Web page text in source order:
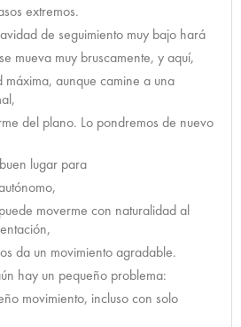
extremos.
de seguimiento muy bajo hará
mueva muy bruscamente, y aquí,
máxima, aunque camine a una
del plano. Lo pondremos de nuevo
lugar para
moverme con naturalidad al
da un movimiento agradable.
hay un pequeño problema:
movimiento, incluso con solo